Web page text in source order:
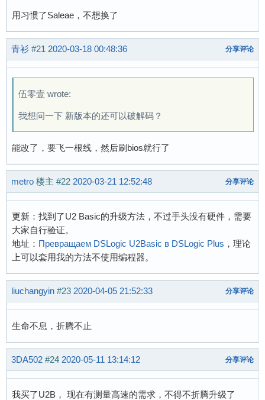
用习惯了Saleae，不想换了
青衫 #21 2020-03-18 00:48:36 分享评论
伍零壹 wrote:
我想问一下 新版本的还可以破解码？
能改了，要飞一根线，然后刷bios就行了
metro 楼主 #22 2020-03-21 12:52:48 分享评论
更新：找到了U2 Basic的升级方法，不过手头没有硬件，需要
大家自行验证。
地址： Превращаем DSLogic U2Basic в DSLogic Plus ，理论
上可以套用我的方法不使用编程器。
liuchangyin #23 2020-04-05 21:52:33 分享评论
生命不息，折腾不止
3DA502 #24 2020-05-11 13:14:12 分享评论
我买了U2B， 现在有测量高速的需求，不得不折腾升级了